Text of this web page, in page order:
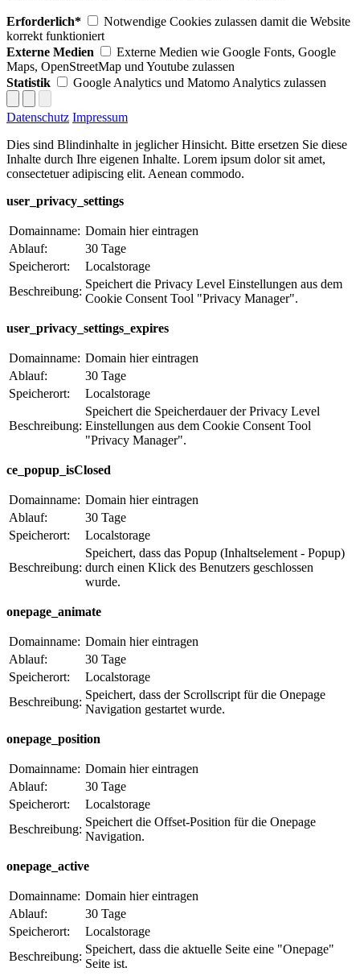
Erforderlich*
Notwendige Cookies zulassen damit die Website
korrekt funktioniert
Externe Medien
Externe Medien wie Google Fonts, Google
Maps, OpenStreetMap und Youtube zulassen
Statistik
Google Analytics und Matomo Analytics zulassen
Datenschutz Impressum
Dies sind Blindinhalte in jeglicher Hinsicht. Bitte ersetzen Sie diese
Inhalte durch Ihre eigenen Inhalte. Lorem ipsum dolor sit amet,
consectetuer adipiscing elit. Aenean commodo.
user_privacy_settings
Domainname: Domain hier eintragen
Ablauf:
30 Tage
Speicherort:
Localstorage
Beschreibung:
Speichert die Privacy Level Einstellungen aus dem
Cookie Consent Tool "Privacy Manager".
user_privacy_settings_expires
Domainname: Domain hier eintragen
Ablauf:
30 Tage
Speicherort:
Localstorage
Beschreibung:
Speichert die Speicherdauer der Privacy Level
Einstellungen aus dem Cookie Consent Tool
"Privacy Manager".
ce_popup_isClosed
Domainname: Domain hier eintragen
Ablauf:
30 Tage
Speicherort:
Localstorage
Beschreibung:
Speichert, dass das Popup (Inhaltselement - Popup)
durch einen Klick des Benutzers geschlossen
wurde.
onepage_animate
Domainname: Domain hier eintragen
Ablauf:
30 Tage
Speicherort:
Localstorage
Beschreibung:
Speichert, dass der Scrollscript für die Onepage
Navigation gestartet wurde.
onepage_position
Domainname: Domain hier eintragen
Ablauf:
30 Tage
Speicherort:
Localstorage
Beschreibung:
Speichert die Offset-Position für die Onepage
Navigation.
onepage_active
Domainname: Domain hier eintragen
Ablauf:
30 Tage
Speicherort:
Localstorage
Beschreibung:
Speichert, dass die aktuelle Seite eine "Onepage"
Seite ist.